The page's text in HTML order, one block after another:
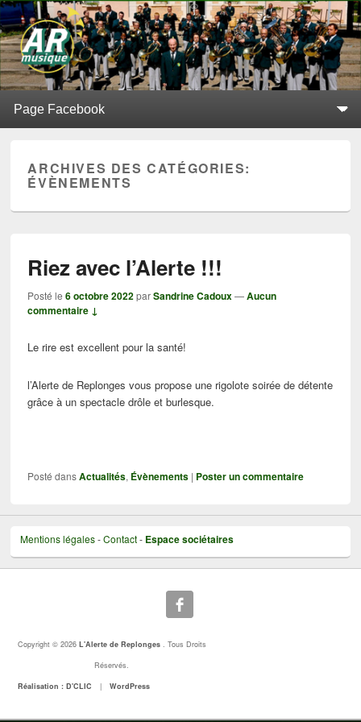
L'Alerte de Replonges
BATTERIE-FANFARE SITUÉE À REPLONGES (AIN)
ARCHIVES DES CATÉGORIES:
ÉVÈNEMENTS
Riez avec l’Alerte !!!
Posté le6 octobre 2022 parSandrine Cadoux —Aucun
commentaire ↓
Le rire est excellent pour la santé!
l’Alerte de Replonges vous propose une rigolote soirée de détente
grâce à un spectacle drôle et burlesque.
Posté dans Actualités, Évènements | Poster un commentaire
Mentions légales-Contact- Espace sociétaires
Copyright © 2026 L'Alerte de Replonges . Tous Droits
Réservés.
Réalisation : D'CLIC
| WordPress